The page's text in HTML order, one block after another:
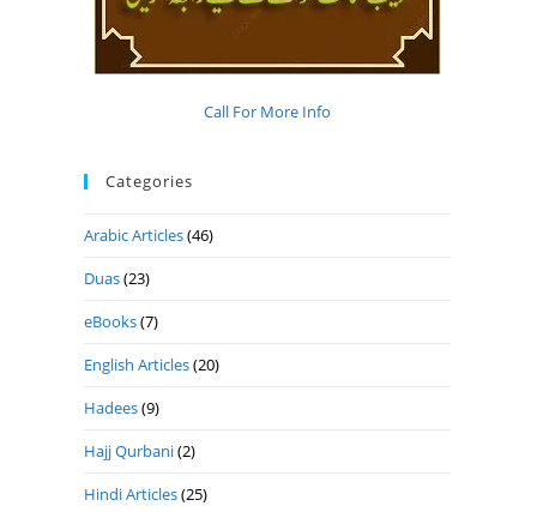
Call For More Info
Categories
Arabic Articles(46)
Duas(23)
eBooks(7)
English Articles(20)
Hadees(9)
Hajj Qurbani(2)
Hindi Articles(25)